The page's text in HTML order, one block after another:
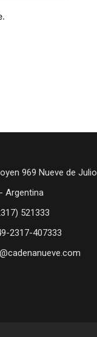
969 Nueve de Julio
Argentina
521333
2317-407333